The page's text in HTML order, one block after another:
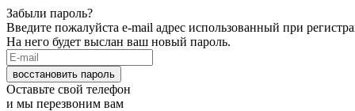
Забыли пароль?
Введите пожалуйста e-mail адрес использованный при
На него будет выслан ваш новый пароль.
восстановить пароль
Оставьте свой телефон
и мы перезвоним вам